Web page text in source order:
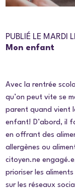
PUBLIÉ LE MARDI
Mon enfant
Avec la rentrée
qu’on peut vite se
parent quand vient
enfant! D’abord, il
en offrant des
allergènes ou
citoyen.ne
prioriser les
sur les réseaux